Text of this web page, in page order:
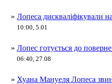
» Лопеса дискваліфікували
10:00, 5.01
» Лопес готується до
06:40, 27.08
» Хуана Мануеля Лопеса